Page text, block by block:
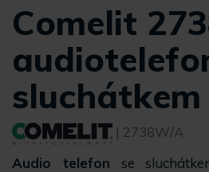
Comelit
sluchátkem
| 2738W/A
Audio telefon se